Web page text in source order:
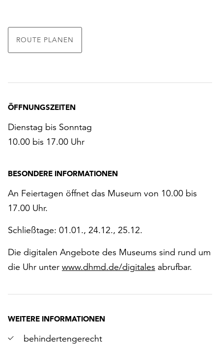
ROUTE PLANEN
ÖFFNUNGSZEITEN
Dienstag bis Sonntag
10.00 bis 17.00 Uhr
BESONDERE INFORMATIONEN
An Feiertagen öffnet das Museum von 10.00 bis
17.00 Uhr.
Schließtage: 01.01., 24.12., 25.12.
Die digitalen Angebote des Museums sind rund um
die Uhr unter www.dhmd.de/digitales abrufbar.
WEITERE INFORMATIONEN
behindertengerecht